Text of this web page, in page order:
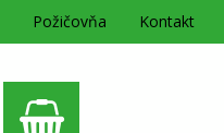
Požičovňa Kontakt